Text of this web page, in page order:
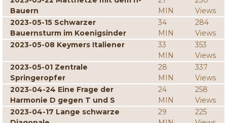
Bauern
MIN
Views
2023-05-15 Schwarzer
Bauernsturm im Koenigsinder
34
MIN
284
Views
2023-05-08 Keymers Italiener
33
MIN
353
Views
2023-05-01 Zentrale
Springeropfer
28
MIN
337
Views
2023-04-24 Eine Frage der
Harmonie D gegen T und S
24
MIN
258
Views
2023-04-17 Lange schwarze
29
225